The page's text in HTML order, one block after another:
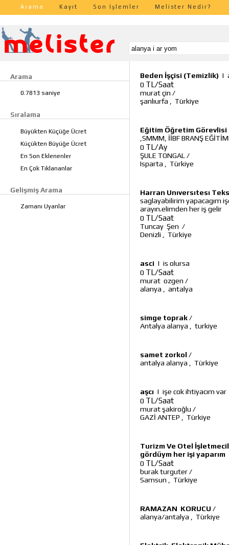
Arama Kayıt Son İşlemler Melister Nedir?
Arama
0.7813 saniye
Sıralama
Büyükten Küçüğe Ücret
Küçükten Büyüğe Ücret
En Son Eklenenler
En Çok Tıklananlar
Gelişmiş Arama
Zamanı Uyanlar
Beden İşçisi (Temizlik) |
0 TL/Saat
murat çin /
şanlıurfa
Türkiye
Eğitim Öğretim Görevlisi
,SMMM, İİBF BRANŞ
0 TL/Ay
ŞULE TONGAL /
Isparta
Türkiye
Harran Unıversıtesı
saglayabilirim yapacagım
arayın.elimden her iş gelir
0 TL/Saat
Tuncay Şen /
Denizli
Türkiye
asci | is olursa
0 TL/Saat
murat ozgen /
alanya
antalya
simge toprak/
Antalya alanya
turkiye
samet zorkol /
antalya alanya
Türkiye
aşcı | işe cok ihtiyacım var
0 TL/Saat
murat şakiroğlu /
GAZİ ANTEP
Türkiye
Turizm Ve Otel
gördüym her işi yaparım
0 TL/Saat
burak turguter/
Samsun
Türkiye
RAMAZAN KORUCU /
alanya/antalya
Türkiye